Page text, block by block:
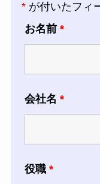
*が付いたフィ
お名前 *
会社名 *
役職 *